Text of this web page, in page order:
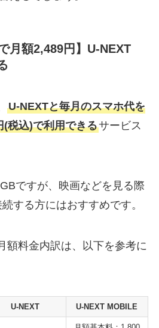
月額2,489円】U-NEXT
U-NEXTと毎月のスマホ代を
(税込)で利用できるサービス
ですが、映画などを見る際
する方にはおすすめです。
額料金内訳は、以下を参考に
U-NEXT U-NEXT MOBILE